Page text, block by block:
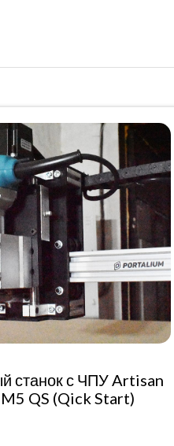
станок с ЧПУ Artisan
QS (Qick Start)